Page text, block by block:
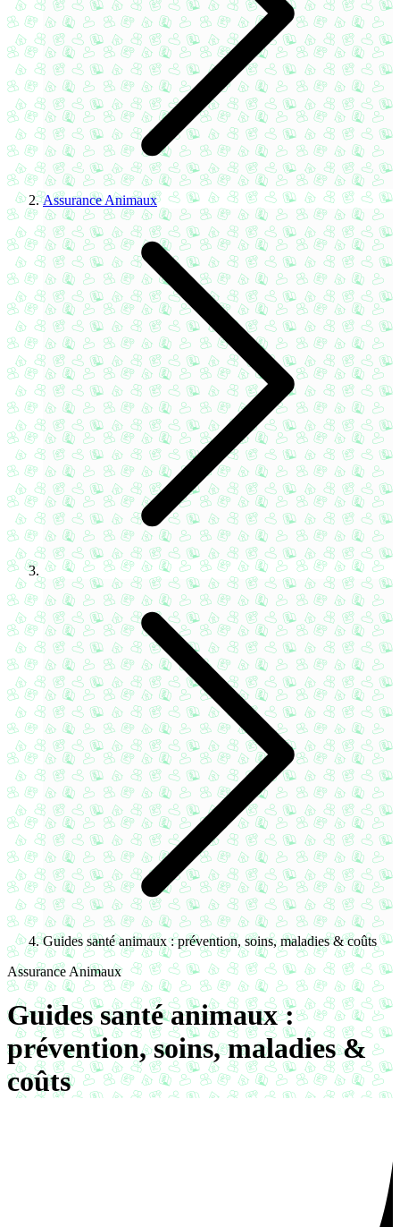
Assurance Animaux
Guides santé animaux : prévention, soins, maladies & coûts
Assurance Animaux
Guides santé animaux :
prévention, soins, maladies &
coûts